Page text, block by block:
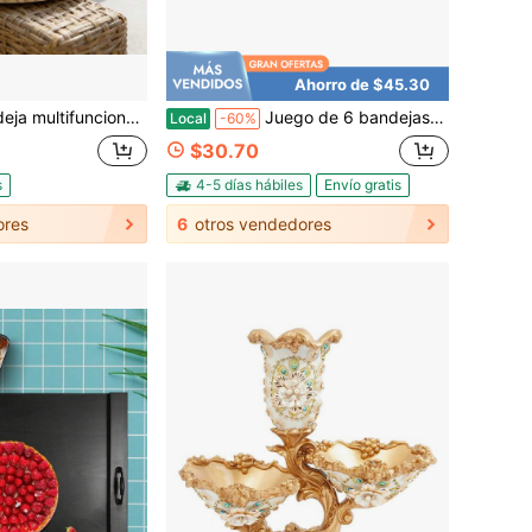
de sofá, madera maciza, para taza y teléfono, soporte para cojín de sofá, estilo nórdico minimalista, almacenamiento para sala de estar
Ahorro de $45.30
Local -60% Juego de 6 bandejas redondas doradas para servir, acero inoxidable 201 con acabado pulido y cepillado, base plana con borde enrollado elevado, apilables, aptas para lavavajillas, bandeja multiusos para alimentos, joyas, cosméticos y decoración de bares y hogares.
$30.70
4-5 días hábiles Envío gratis
6 otros vendedores